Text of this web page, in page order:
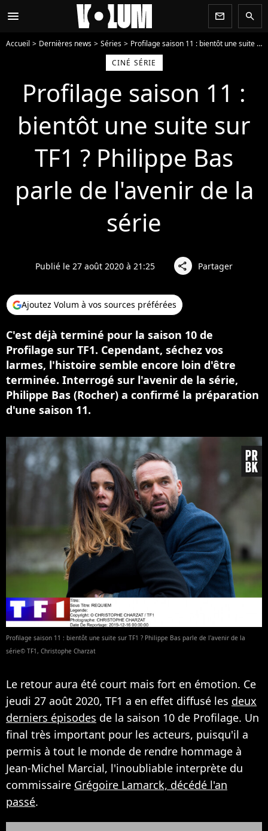
menu newsletter search
Accueil Dernières news Séries
Profilage saison 11 : bientôt une suite sur TF1 ? Philippe Bas parle de l'avenir de la série
CINÉ SÉRIE
Profilage saison 11 :
bientôt une suite sur
TF1 ? Philippe Bas
parle de l'avenir de la
série
Publié le 27 août 2020 à 21:25 share Partager
Ajoutez Volum à vos sources préférées
C'est déjà terminé pour la saison 10 de
Profilage sur TF1. Cependant, séchez vos
larmes, l'histoire semble encore loin d'être
terminée. Interrogé sur l'avenir de la série,
Philippe Bas (Rocher) a confirmé la préparation
d'une saison 11.
Profilage saison 11 : bientôt une suite sur TF1 ? Philippe Bas parle de l'avenir de la
série© TF1, Christophe Charzat
Le retour aura été court mais fort en émotion. Ce
jeudi 27 août 2020, TF1 a en effet diffusé les deux
derniers épisodes de la saison 10 de Profilage. Un
final très important pour les acteurs, puisqu'il a
permis à tout le monde de rendre hommage à
Jean-Michel Marcial, l'inoubliable interprète du
commissaire Grégoire Lamarck, décédé l'an
passé.